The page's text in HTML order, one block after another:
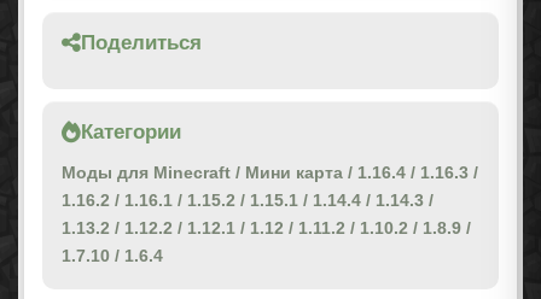
Поделиться
Категории
Моды для Minecraft / Мини карта / 1.16.4 / 1.16.3 /
1.16.2 / 1.16.1 / 1.15.2 / 1.15.1 / 1.14.4 / 1.14.3 /
1.13.2 / 1.12.2 / 1.12.1 / 1.12 / 1.11.2 / 1.10.2 / 1.8.9 /
1.7.10 / 1.6.4